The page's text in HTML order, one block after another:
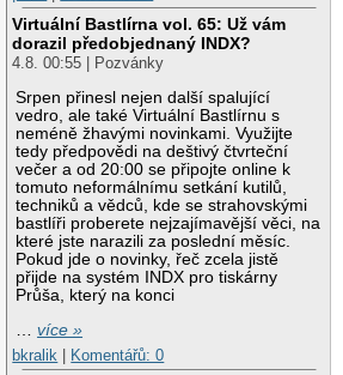
Virtuální Bastlírna vol. 65: Už vám
dorazil předobjednaný INDX?
4.8. 00:55 | Pozvánky
Srpen přinesl nejen další spalující
vedro, ale také Virtuální Bastlírnu s
neméně žhavými novinkami. Využijte
tedy předpovědi na deštivý čtvrteční
večer a od 20:00 se připojte online k
tomuto neformálnímu setkání kutilů,
techniků a vědců, kde se strahovskými
bastlíři proberete nejzajímavější věci, na
které jste narazili za poslední měsíc.
Pokud jde o novinky, řeč zcela jistě
přijde na systém INDX pro tiskárny
Průša, který na konci
…více »
bkralik
Komentářů: 0